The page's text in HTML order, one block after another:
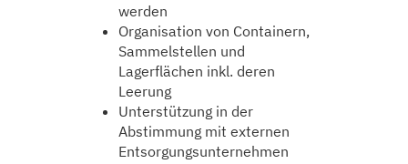
werden
Organisation von Containern,
Sammelstellen und
Lagerflächen inkl. deren
Leerung
Unterstützung in der
Abstimmung mit externen
Entsorgungsunternehmen